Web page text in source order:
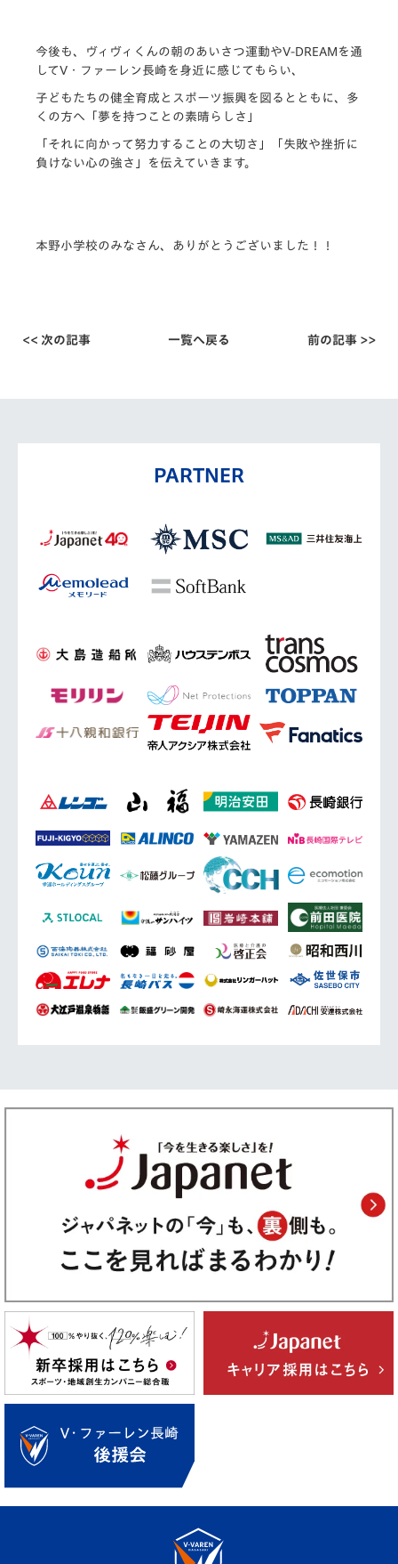
今後も、ヴィヴィくんの朝のあいさつ運動やV-DREAMを通
してV・ファーレン長崎を身近に感じてもらい、
子どもたちの健全育成とスポーツ振興を図るとともに、多
くの方へ「夢を持つことの素晴らしさ」
「それに向かって努力することの大切さ」「失敗や挫折に
負けない心の強さ」を伝えていきます。
本野小学校のみなさん、ありがとうございました！！
<< 次の記事 一覧へ戻る 前の記事 >>
PARTNER